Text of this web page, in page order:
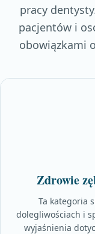
pracy
pacjentów i
obowiązkami
Zdrowie
Ta kategoria
dolegliwościach i
wyjaśnienia